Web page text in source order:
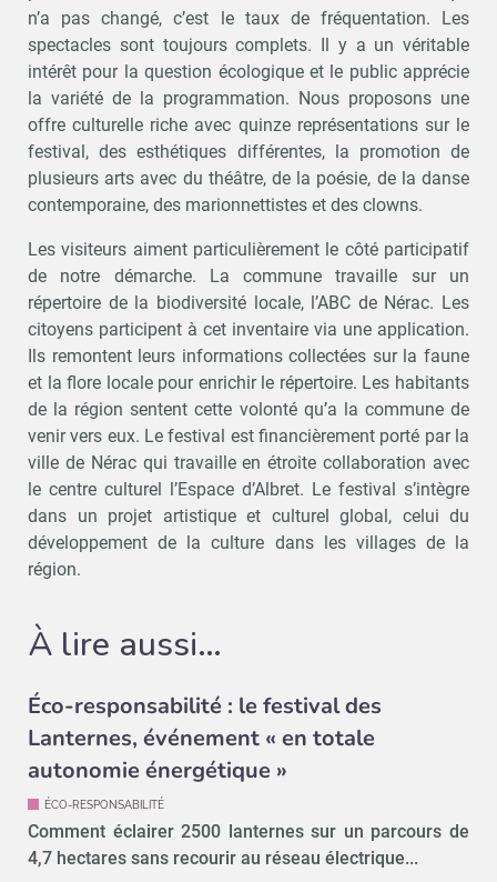
n’a pas changé, c’est le taux de fréquentation. Les
spectacles sont toujours complets. Il y a un véritable
intérêt pour la question écologique et le public apprécie
la variété de la programmation. Nous proposons une
offre culturelle riche avec quinze représentations sur le
festival, des esthétiques différentes, la promotion de
plusieurs arts avec du théâtre, de la poésie, de la danse
contemporaine, des marionnettistes et des clowns.
Les visiteurs aiment particulièrement le côté participatif
de notre démarche. La commune travaille sur un
répertoire de la biodiversité locale, l’ABC de Nérac. Les
citoyens participent à cet inventaire via une application.
Ils remontent leurs informations collectées sur la faune
et la flore locale pour enrichir le répertoire. Les habitants
de la région sentent cette volonté qu’a la commune de
venir vers eux. Le festival est financièrement porté par la
ville de Nérac qui travaille en étroite collaboration avec
le centre culturel l’Espace d’Albret. Le festival s’intègre
dans un projet artistique et culturel global, celui du
développement de la culture dans les villages de la
région.
À lire aussi…
Éco-responsabilité : le festival des
Lanternes, événement « en totale
autonomie énergétique »
ÉCO-RESPONSABILITÉ
Comment éclairer 2500 lanternes sur un parcours de
4,7 hectares sans recourir au réseau électrique...